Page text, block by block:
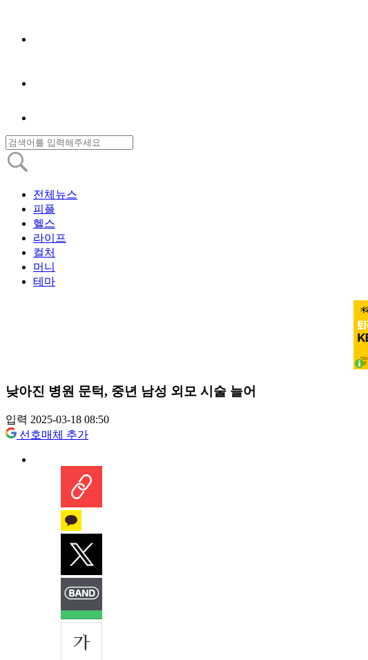
전체뉴스
피플
헬스
라이프
컬처
머니
테마
낮아진 병원 문턱, 중년 남성 외모 시술 늘어
입력 2025-03-18 08:50
선호매체 추가